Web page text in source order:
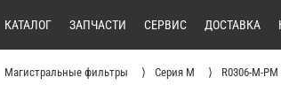
КАТАЛОГ ЗАПЧАСТИ СЕРВИС ДОСТАВКА
Магистральные фильтры Серия M R0306-M-PM